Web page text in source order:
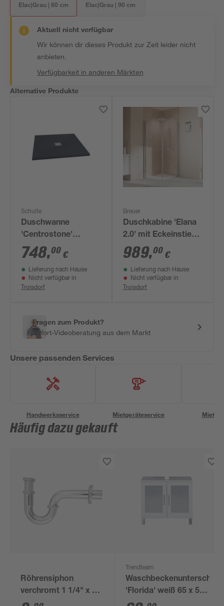
Elac|Grau | 80 cm Elac|Grau | 90 cm
Aktuell nicht verfügbar
Wir können dir dieses Produkt zur Zeit leider nicht
anbieten.
Verfügbarkeit in anderen Märkten
Alternative Produkte
Schulte
Duschwanne
'Centrostone'
anthrazit 120 x 120
cm
748,00 €
Lieferung nach Hause
Nicht verfügbar in
Troisdorf
Breuer
Duschkabine 'Elana
2.0' mit Eckeinstieg
aluminiumfarben 90
x 90 x 200 cm
989,00 €
Lieferung nach Hause
Nicht verfügbar in
Troisdorf
Fragen zum Produkt?
Sofort-Videoberatung aus dem Markt
Unsere passenden Services
Handwerksservice Mietgeräteservice
Häufig dazu gekauft
Röhrensiphon
verchromt 1 1/4" x 32
mm
Trendteam
'Florida' weiß 65 x 56
x 33 cm